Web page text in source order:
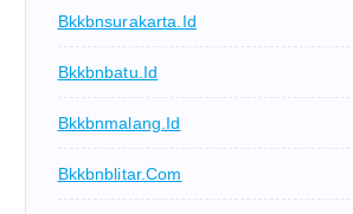
Bkkbnsurakarta.id
Bkkbnbatu.id
Bkkbnmalang.id
Bkkbnblitar.com